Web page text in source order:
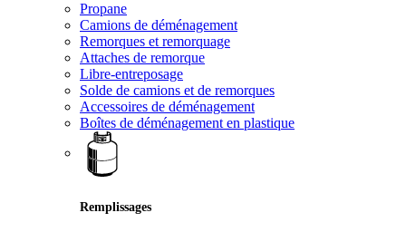
Propane
Camions de déménagement
Remorques et remorquage
Attaches de remorque
Libre-entreposage
Solde de camions et de remorques
Accessoires de déménagement
Boîtes de déménagement en plastique
Remplissages